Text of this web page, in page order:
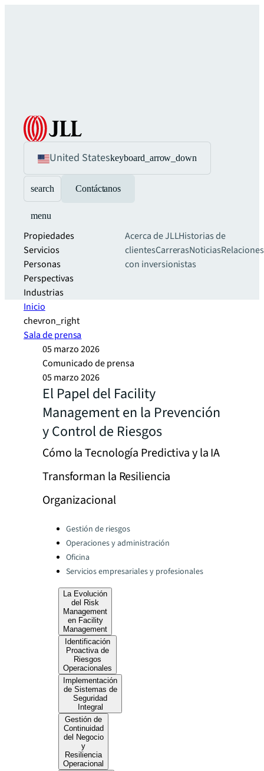
United Stateskeyboard_arrow_down
search Contáctanos
menu
Propiedades
Servicios
Personas
Perspectivas
Industrias
Acerca de JLLHistorias de
clientesCarrerasNoticiasRelaciones
con inversionistas
Inicio
chevron_right
Sala de prensa
05 marzo 2026
Comunicado de prensa
05 marzo 2026
El Papel del Facility
Management en la Prevención
y Control de Riesgos
Cómo la Tecnología Predictiva y la IA
Transforman la Resiliencia
Organizacional
Categories:Gestión de riesgos
Operaciones y administración
Oficina
Servicios empresariales y profesionales
La Evolución
del Risk
Management
en Facility
Management
Identificación
Proactiva de
Riesgos
Operacionales
Implementación
de Sistemas de
Seguridad
Integral
Gestión de
Continuidad
del Negocio
y
Resiliencia
Operacional